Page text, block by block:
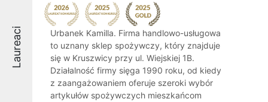
Laureaci
Urbanek Kamilla. Firma handlowo-usługowa
to uznany sklep spożywczy, który znajduje
się w Kruszwicy przy ul. Wiejskiej 1B.
Działalność firmy sięga 1990 roku, od kiedy
z zaangażowaniem oferuje szeroki wybór
artykułów spożywczych mieszkańcom